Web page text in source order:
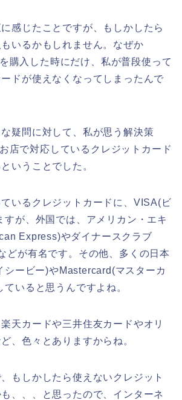
感じたことですが、もしかしたら
いるかもしれません。なぜか
購入した時にだけ、私が普段使って
ドが使えなくなってしまったんで
疑問に対して、私が思う解決策
店で対応しているクレジットカード
いうことでした。
いるクレジットカードに、VISA(ビ
すが、外国では、アメリカン・エキ
Express)やダイナースクラブ
どが有名です。その他、多くの日本
シービー)やMastercard(マスターカ
いると思うんですよね。
天カードや三井住友カードやオリ
、色々とありますからね。
もしかしたら使えないクレジット
、、、と思ったので、インターネ